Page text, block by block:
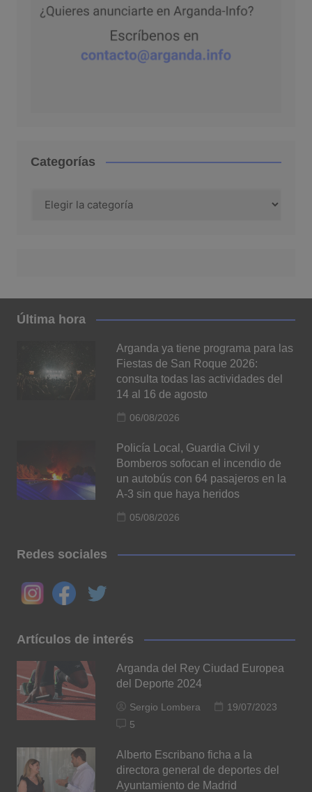
Categorías
Última hora
Arganda ya tiene programa para las
Fiestas de San Roque 2026:
consulta todas las actividades del
14 al 16 de agosto
06/08/2026
Policía Local, Guardia Civil y
Bomberos sofocan el incendio de
un autobús con 64 pasajeros en la
A-3 sin que haya heridos
05/08/2026
Redes sociales
Artículos de interés
Arganda del Rey Ciudad Europea
del Deporte 2024
Sergio Lombera
19/07/2023
5
Alberto Escribano ficha a la
directora general de deportes del
Ayuntamiento de Madrid